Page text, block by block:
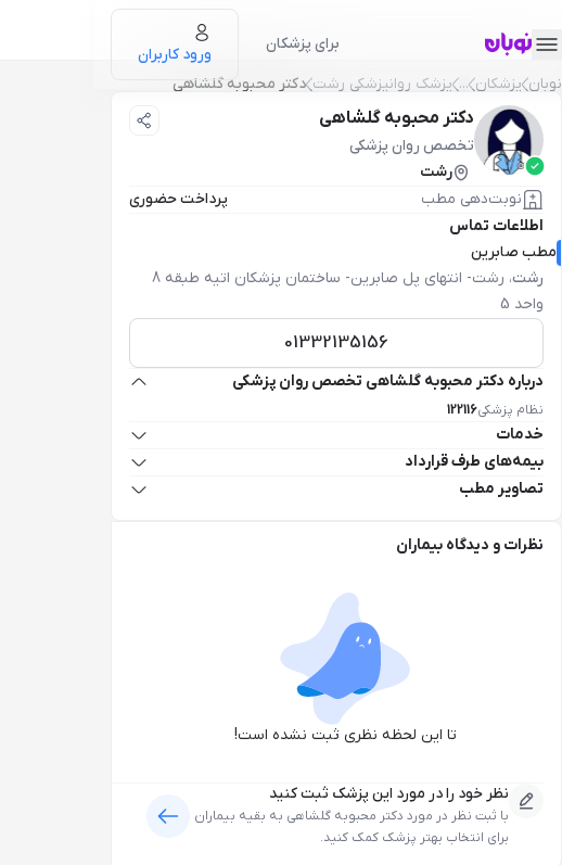
برای پزشکان
ورود کاربران
نوبان پزشکان ... پزشک روانپزشکی رشت دکتر محبوبه گلشاهی
دکتر محبوبه گلشاهی
تخصص روان پزشکی
رشت
نوبت‌دهی مطب
پرداخت حضوری
اطلاعات تماس
مطب صابرین
رشت،
رشت- انتهای پل صابرین- ساختمان پزشکان اتیه طبقه 8
واحد 5
01332135156
درباره دکتر محبوبه گلشاهی تخصص روان پزشکی
نظام پزشکی122116
خدمات
بیمه‌های طرف قرارداد
تصاویر مطب
نظرات و دیدگاه بیماران
تا این لحظه نظری ثبت نشده است!
نظر خود را در مورد این پزشک ثبت کنید
با ثبت نظر در مورد دکتر محبوبه گلشاهی به بقیه بیماران
برای انتخاب بهتر پزشک کمک کنید.